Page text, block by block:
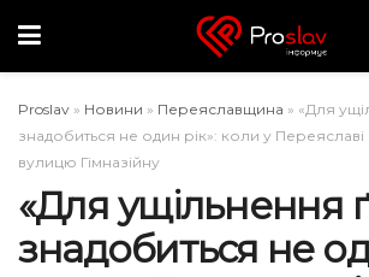
Proslav » Новини » Переяславщина » «Для
знадобиться не один рік»: коли у Переяславі
вулицю Гімназійну
«Для ущільнення
знадобиться не